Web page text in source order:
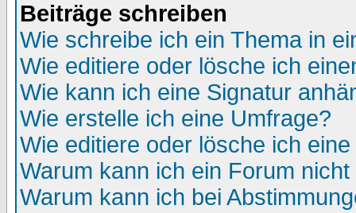
Beiträge schreiben
Wie schreibe ich ein Thema in
Wie editiere oder lösche ich
Wie kann ich eine Signatur
Wie erstelle ich eine Umfrage?
Wie editiere oder lösche ich
Warum kann ich ein Forum
Warum kann ich bei